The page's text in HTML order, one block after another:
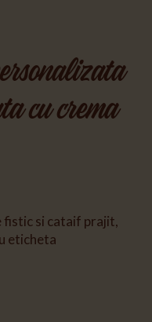
cu crema
fistic si cataif prajit,
eticheta